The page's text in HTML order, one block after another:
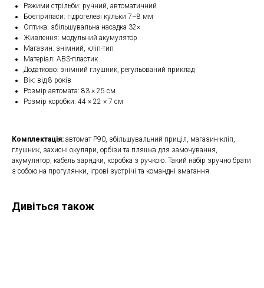
Режими стрільби: ручний, автоматичний
Боєприпаси: гідрогелеві кульки 7–8 мм
Оптика: збільшувальна насадка 32×
Живлення: модульний акумулятор
Магазин: знімний, кліп-тип
Матеріал: ABS-пластик
Додатково: знімний глушник, регульований приклад
Вік: від 8 років
Розмір автомата: 83 × 25 см
Розмір коробки: 44 × 22 × 7 см
Комплектація: автомат P90, збільшувальний приціл, магазин-кліп,
глушник, захисні окуляри, орбізи та пляшка для замочування,
акумулятор, кабель зарядки, коробка з ручкою. Такий набір зручно брати
з собою на прогулянки, ігрові зустрічі та командні змагання.
Дивіться також